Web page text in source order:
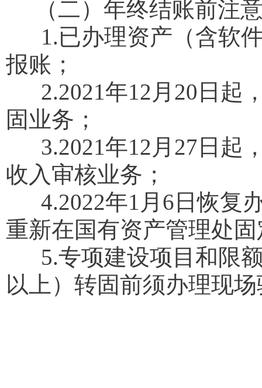
（二）年终结账前注
1.已办理资产（含软
报账；
2.2021年12月20日起
固业务；
3.2021年12月27日起
收入审核业务；
4.2022年1月6日恢复
重新在国有资产管理处
5.专项建设项目和限额
以上）转固前须办理现